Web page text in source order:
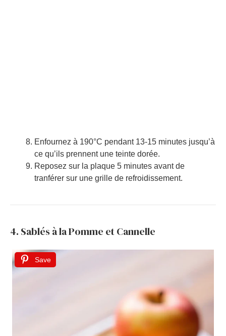
Enfournez à 190°C pendant 13-15 minutes jusqu’à
ce qu’ils prennent une teinte dorée.
Reposez sur la plaque 5 minutes avant de
tranférer sur une grille de refroidissement.
4. Sablés à la Pomme et Cannelle
Save